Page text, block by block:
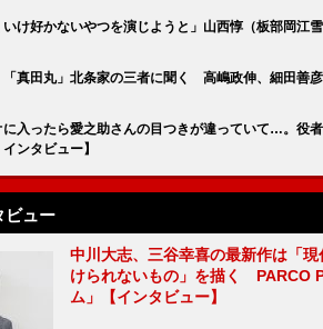
いけ好かないやつを演じようと」山西惇（板部岡
「真田丸」北条家の三者に聞く 高嶋政伸、細田善
に入ったら愛之助さんの目つきが違っていて…。役
ンタビュー】
ビュー
中川大志、三谷幸喜の最新作は「
けられないもの」を描く PARCO
ム」【インタビュー】